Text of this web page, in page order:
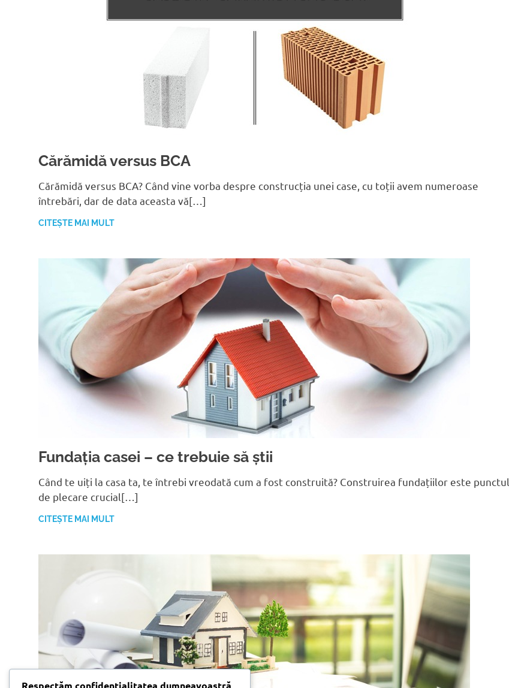
Cărămidă versus BCA
Cărămidă versus BCA? Când vine vorba despre construcția unei case, cu toții avem numeroase
întrebări, dar de data aceasta vă[…]
CITEȘTE MAI MULT
Fundația casei – ce trebuie să știi
Când te uiți la casa ta, te întrebi vreodată cum a fost construită? Construirea fundațiilor este punctul
de plecare crucial[…]
CITEȘTE MAI MULT